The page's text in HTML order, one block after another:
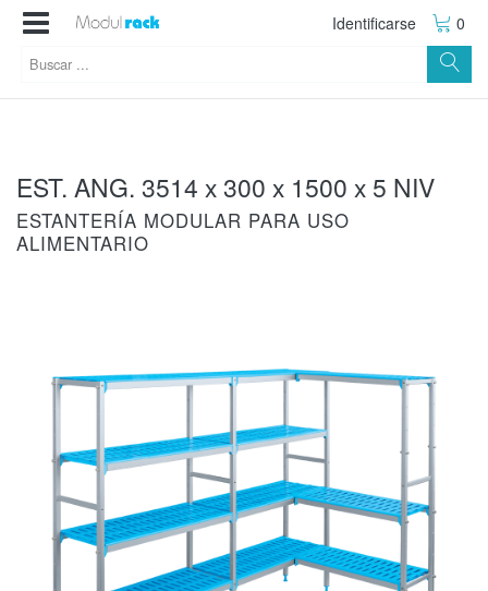
Identificarse 0
EST. ANG. 3514 x 300 x 1500 x 5 NIV
ESTANTERÍA MODULAR PARA USO
ALIMENTARIO